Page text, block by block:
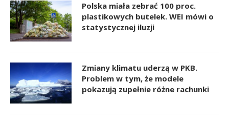
Polska miała zebrać 100 proc.
plastikowych butelek. WEI mówi o
statystycznej iluzji
Zmiany klimatu uderzą w PKB.
Problem w tym, że modele
pokazują zupełnie różne rachunki